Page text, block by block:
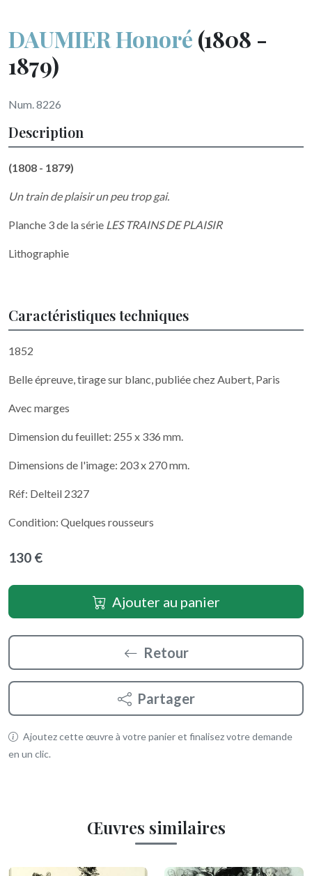
DAUMIER Honoré (1808 -
1879)
Num. 8226
Description
(1808 - 1879)
Un train de plaisir un peu trop gai.
Planche 3 de la série LES TRAINS DE PLAISIR
Lithographie
Caractéristiques techniques
1852
Belle épreuve, tirage sur blanc, publiée chez Aubert, Paris
Avec marges
Dimension du feuillet: 255 x 336 mm.
Dimensions de l'image: 203 x 270 mm.
Réf: Delteil 2327
Condition: Quelques rousseurs
130 €
Ajouter au panier
Retour
Partager
Ajoutez cette œuvre à votre panier et finalisez votre demande
en un clic.
Œuvres similaires